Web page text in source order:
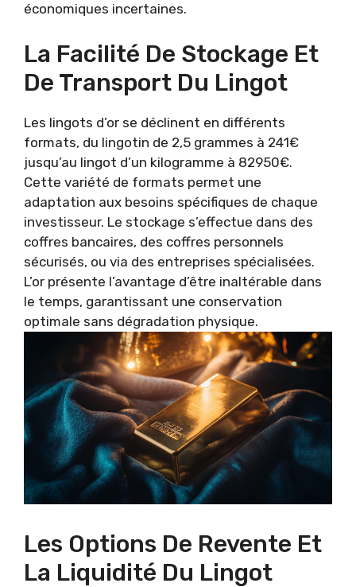
économiques incertaines.
La Facilité De Stockage Et
De Transport Du Lingot
Les lingots d’or se déclinent en différents
formats, du lingotin de 2,5 grammes à 241€
jusqu’au lingot d’un kilogramme à 82950€.
Cette variété de formats permet une
adaptation aux besoins spécifiques de chaque
investisseur. Le stockage s’effectue dans des
coffres bancaires, des coffres personnels
sécurisés, ou via des entreprises spécialisées.
L’or présente l’avantage d’être inaltérable dans
le temps, garantissant une conservation
optimale sans dégradation physique.
Les Options De Revente Et
La Liquidité Du Lingot